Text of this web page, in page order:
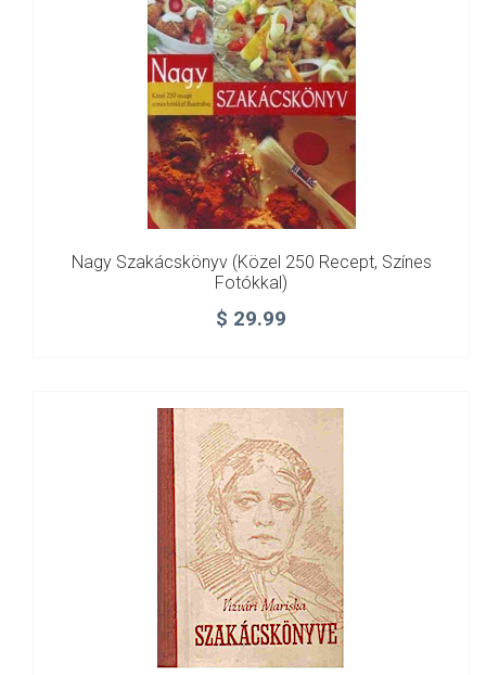
Nagy Szakácskönyv (közel 250 Recept, Színes
Fotókkal)
$ 29.99